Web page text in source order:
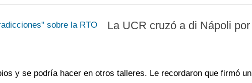
La UCR cruzó a di Nápoli
y se podría hacer en otros talleres. Le recordaron que firmó un